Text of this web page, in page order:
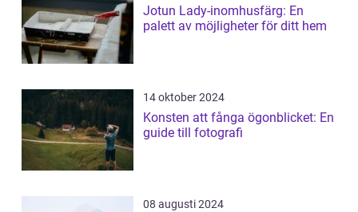
Jotun Lady-inomhusfärg: En
palett av möjligheter för ditt hem
14 oktober 2024
Konsten att fånga ögonblicket: En
guide till fotografi
08 augusti 2024